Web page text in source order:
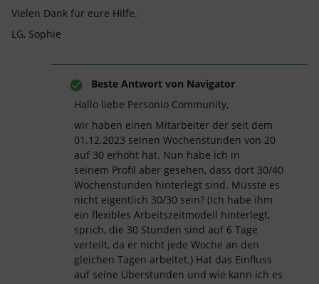
Vielen Dank für eure Hilfe.
LG, Sophie
Beste Antwort von Navigator
Hallo liebe Personio Community,
wir haben einen Mitarbeiter der seit dem
01.12.2023 seinen Wochenstunden von 20
auf 30 erhöht hat. Nun habe ich in
seinem Profil aber gesehen, dass dort 30/40
Wochenstunden hinterlegt sind. Müsste es
nicht eigentlich 30/30 sein? (Ich habe ihm
ein flexibles Arbeitszeitmodell hinterlegt,
sprich, die 30 Stunden sind auf 6 Tage
verteilt, da er nicht jede Woche an den
gleichen Tagen arbeitet.) Hat das Einfluss
auf seine Überstunden und wie kann ich es